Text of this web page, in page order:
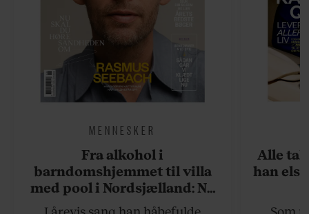
MENNESKER
Fra alkohol i
barndomshjemmet til villa
med pool i Nordsjælland: Nu
skal du høre sandheden om
I årevis sang han håbefulde
Alle
han
Som